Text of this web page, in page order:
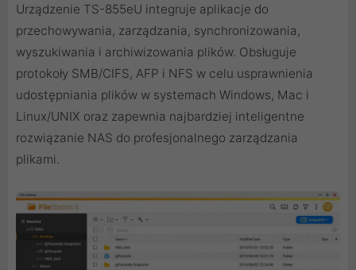
Urządzenie TS-855eU integruje aplikacje do
przechowywania, zarządzania, synchronizowania,
wyszukiwania i archiwizowania plików. Obsługuje
protokoły SMB/CIFS, AFP i NFS w celu usprawnienia
udostępniania plików w systemach Windows, Mac i
Linux/UNIX oraz zapewnia najbardziej inteligentne
rozwiązanie NAS do profesjonalnego zarządzania
plikami.